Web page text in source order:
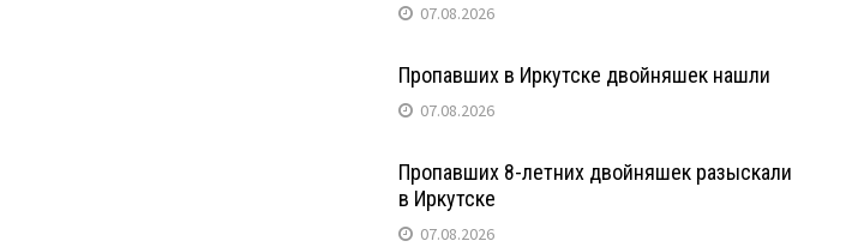
07.08.2026
Пропавших в Иркутске двойняшек нашли
07.08.2026
Пропавших 8-летних двойняшек разыскали
в Иркутске
07.08.2026